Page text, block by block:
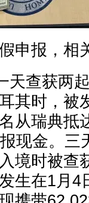
申报，相
天查获两
其时，被
从瑞典抵
现金。三
境时被查
生在1月4